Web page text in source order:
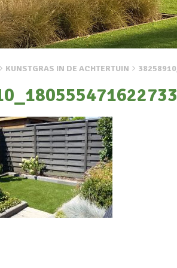
KUNSTGRAS IN DE ACHTERTUIN